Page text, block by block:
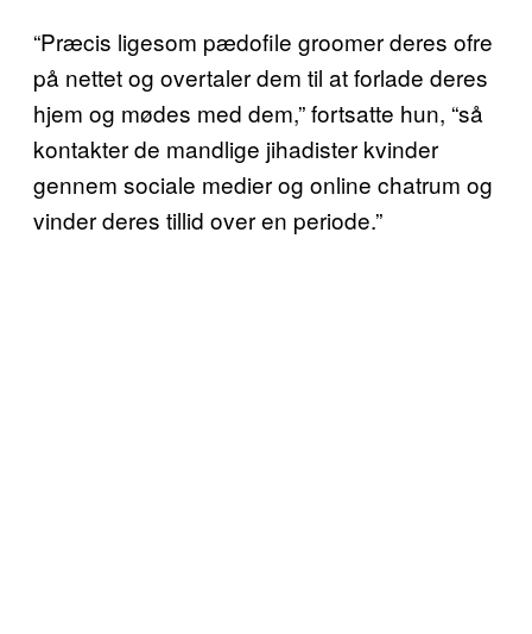
“Præcis ligesom pædofile groomer deres ofre
på nettet og overtaler dem til at forlade deres
hjem og mødes med dem,” fortsatte hun, “så
kontakter de mandlige jihadister kvinder
gennem sociale medier og online chatrum og
vinder deres tillid over en periode.”